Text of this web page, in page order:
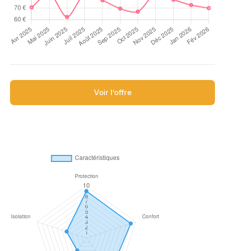
Voir l’offre